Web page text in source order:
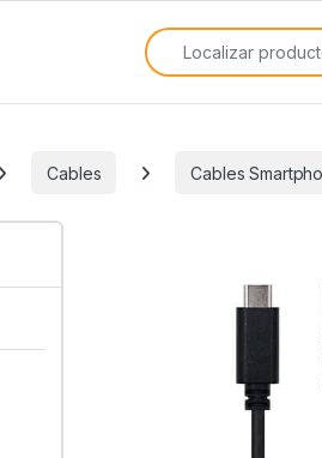
Search for:
Cables Cables